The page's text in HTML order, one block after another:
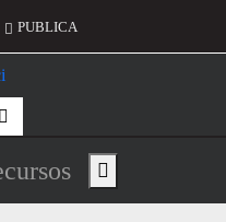
d'usuari
PUBLICA
de
Show main menu